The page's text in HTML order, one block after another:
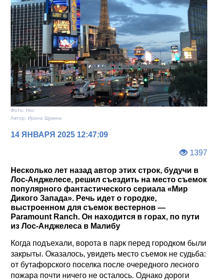
Фото: Нос
Автор: Ирина Щукина
14 ЯНВАРЯ 2025 12:47:09
1397
Несколько лет назад автор этих строк, будучи в
Лос-Анджелесе, решил съездить на место съемок
популярного фантастического сериала «Мир
Дикого Запада». Речь идет о городке,
выстроенном для съемок вестернов —
Paramount Ranch. Он находится в горах, по пути
из Лос-Анджелеса в Малибу
Когда подъехали, ворота в парк перед городком были
закрыты. Оказалось, увидеть место съемок не судьба:
от бутафорского поселка после очередного лесного
пожара почти ничего не осталось. Однако дороги